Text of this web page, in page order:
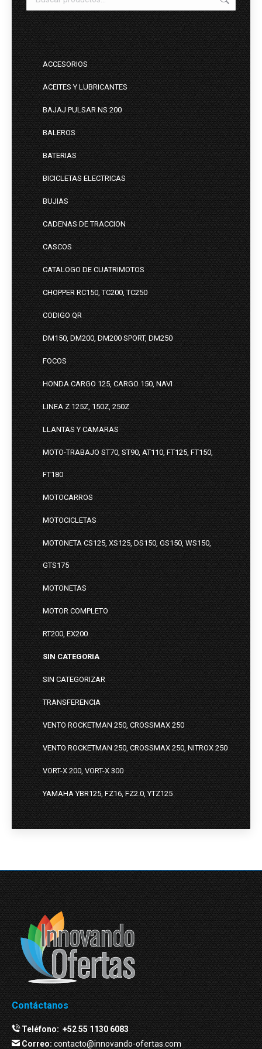
ACCESORIOS
ACEITES Y LUBRICANTES
BAJAJ PULSAR NS 200
BALEROS
BATERIAS
BICICLETAS ELECTRICAS
BUJIAS
CADENAS DE TRACCION
CASCOS
CATALOGO DE CUATRIMOTOS
CHOPPER RC150, TC200, TC250
CODIGO QR
DM150, DM200, DM200 SPORT, DM250
FOCOS
HONDA CARGO 125, CARGO 150, NAVI
LINEA Z 125Z, 150Z, 250Z
LLANTAS Y CAMARAS
MOTO-TRABAJO ST70, ST90, AT110, FT125, FT150,
FT180
MOTOCARROS
MOTOCICLETAS
MOTONETA CS125, XS125, DS150, GS150, WS150,
GTS175
MOTONETAS
MOTOR COMPLETO
RT200, EX200
SIN CATEGORIA
SIN CATEGORIZAR
TRANSFERENCIA
VENTO ROCKETMAN 250, CROSSMAX 250
VENTO ROCKETMAN 250, CROSSMAX 250, NITROX 250
VORT-X 200, VORT-X 300
YAMAHA YBR125, FZ16, FZ2.0, YTZ125
Contáctanos
Teléfono:+52 55 1130 6083
Correo:contacto@innovando-ofertas.com